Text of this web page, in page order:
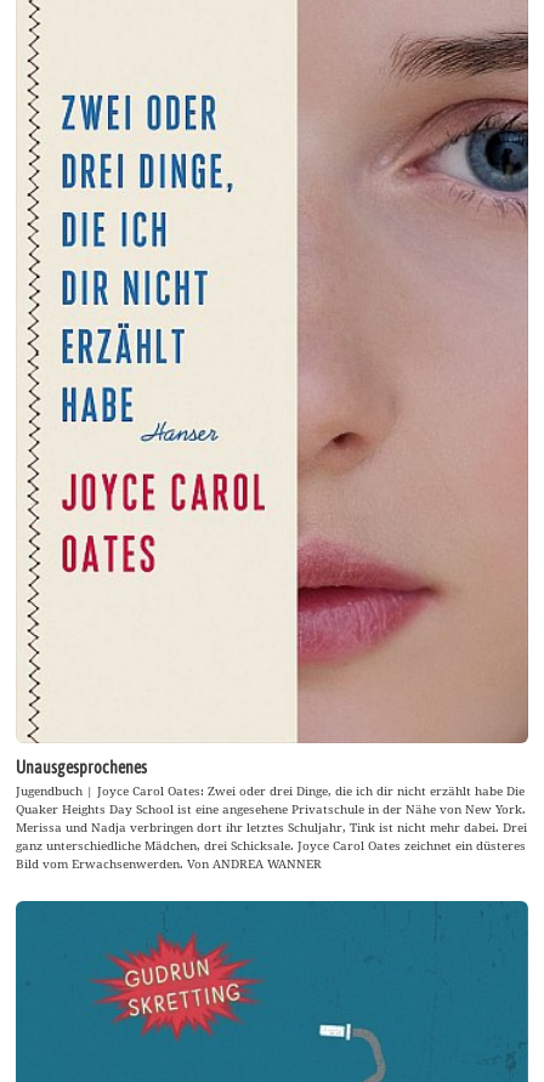
Unausgesprochenes
Jugendbuch | Joyce Carol Oates: Zwei oder drei Dinge, die ich dir nicht erzählt habe Die
Quaker Heights Day School ist eine angesehene Privatschule in der Nähe von New York.
Merissa und Nadja verbringen dort ihr letztes Schuljahr, Tink ist nicht mehr dabei. Drei
ganz unterschiedliche Mädchen, drei Schicksale. Joyce Carol Oates zeichnet ein düsteres
Bild vom Erwachsenwerden. Von ANDREA WANNER